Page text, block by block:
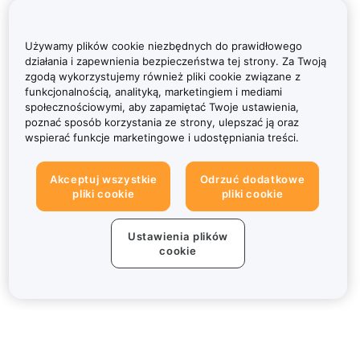
Używamy plików cookie niezbędnych do prawidłowego
działania i zapewnienia bezpieczeństwa tej strony. Za Twoją
zgodą wykorzystujemy również pliki cookie związane z
funkcjonalnością, analityką, marketingiem i mediami
społecznościowymi, aby zapamiętać Twoje ustawienia,
poznać sposób korzystania ze strony, ulepszać ją oraz
wspierać funkcje marketingowe i udostępniania treści.
Akceptuj wszystkie
pliki cookie
Odrzuć dodatkowe
pliki cookie
Ustawienia plików
cookie